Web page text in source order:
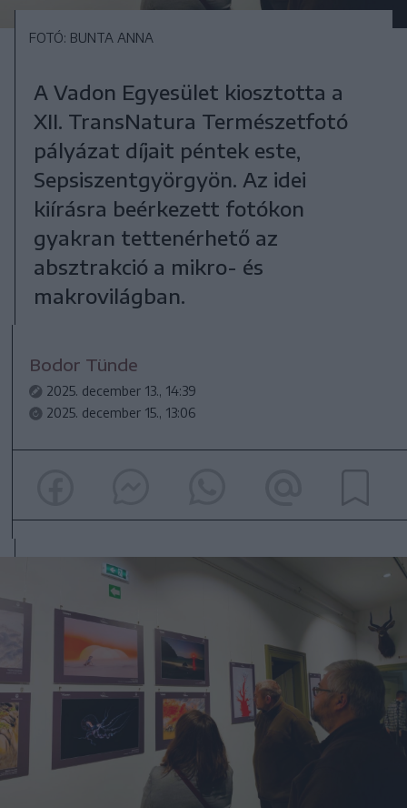
FOTÓ: BUNTA ANNA
A Vadon Egyesület kiosztotta a
XII. TransNatura Természetfotó
pályázat díjait péntek este,
Sepsiszentgyörgyön. Az idei
kiírásra beérkezett fotókon
gyakran tettenérhető az
absztrakció a mikro- és
makrovilágban.
Bodor Tünde
2025. december 13., 14:39
2025. december 15., 13:06